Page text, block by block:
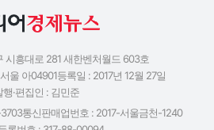
시흥대로 281 새한벤처월드 603호
울 아04901등록일 : 2017년 12월 27일
행·편집인 : 김민준
통신판매업번호 : 2017-서울금천-1240